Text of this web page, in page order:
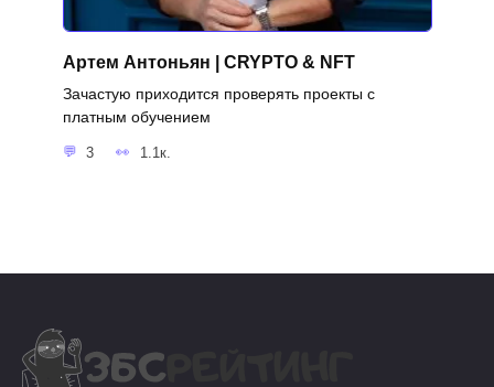
Артем Антоньян | CRYPTO & NFT
Зачастую приходится проверять проекты с
платным обучением
3 1.1к.